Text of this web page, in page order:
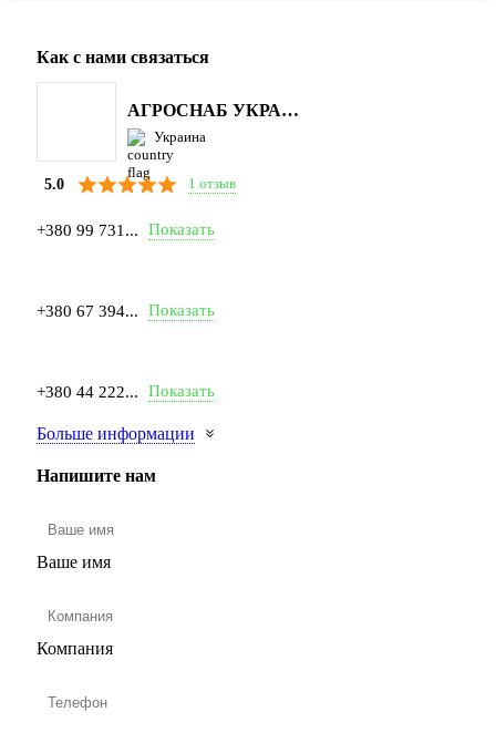
Как с нами связаться
АГРОСНАБ УКРАЇНА
Украина
5.0 1 отзыв
+380 99 731... Показать
+380 67 394... Показать
+380 44 222... Показать
Больше информации
Напишите нам
Ваше имя
Компания